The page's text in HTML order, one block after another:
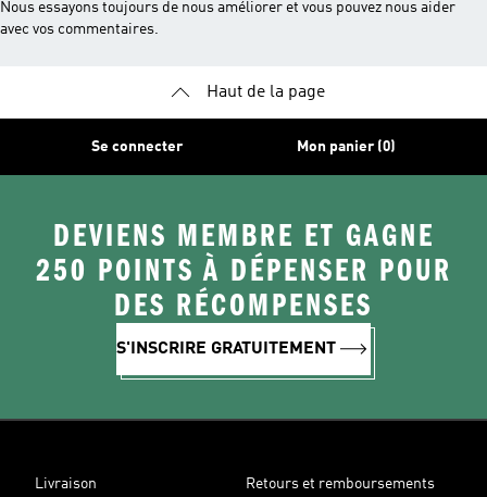
Nous essayons toujours de nous améliorer et vous pouvez nous aider
avec vos commentaires.
Haut de la page
Se connecter Mon panier (0)
DEVIENS MEMBRE ET GAGNE
250 POINTS À DÉPENSER POUR
DES RÉCOMPENSES
S'INSCRIRE GRATUITEMENT
Livraison Retours et remboursements